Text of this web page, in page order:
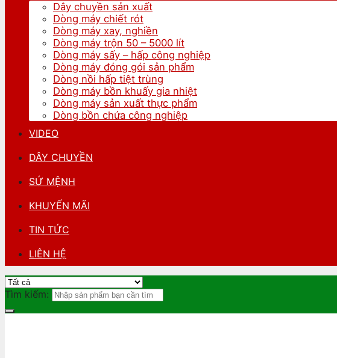
Dây chuyền sản xuất
Dòng máy chiết rót
Dòng máy xay, nghiền
Dòng máy trộn 50 – 5000 lít
Dòng máy sấy – hấp công nghiệp
Dòng máy đóng gói sản phẩm
Dòng nồi hấp tiệt trùng
Dòng máy bồn khuấy gia nhiệt
Dòng máy sản xuất thực phẩm
Dòng bồn chứa công nghiệp
VIDEO
DÂY CHUYỀN
SỨ MỆNH
KHUYẾN MÃI
TIN TỨC
LIÊN HỆ
Tìm kiếm: